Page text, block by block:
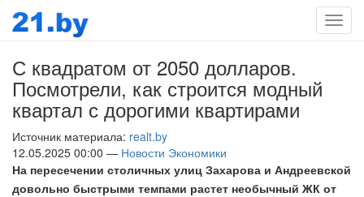
Меню
С квадратом от 2050 долларов.
Посмотрели, как строится модный
квартал с дорогими квартирами
Источник материала: realt.by
12.05.2025 00:00 — Новости Экономики
На пересечении столичных улиц Захарова и Андреевской
довольно быстрыми темпами растет необычный ЖК от